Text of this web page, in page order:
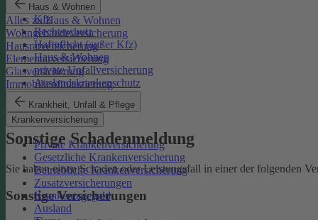
Haus & Wohnen
Alles zu Haus & Wohnen
Wohngebäudeversicherung
Hausratversicherung
Elementarversicherung
Glasversicherung
Immobilienfinanzierung
Krankheit, Unfall & Pflege
Krankenversicherung
Private Krankenversicherung
Gesetzliche Krankenversicherung
Betriebliche Krankenversicherung
Zusatzversicherungen
Krankentagegeld
Ausland
Kfz
Rechtsschutz
Haftpflicht (außer Kfz)
Haus & Wohnen
private Unfallversicherung
Auslandskrankenschutz
Reiserücktritt
Reisegepäck
Sonstige Schadenmeldung
Sie haben einen Schaden oder Leistungsfall in einer der folgenden
Sonstige Versicherungen